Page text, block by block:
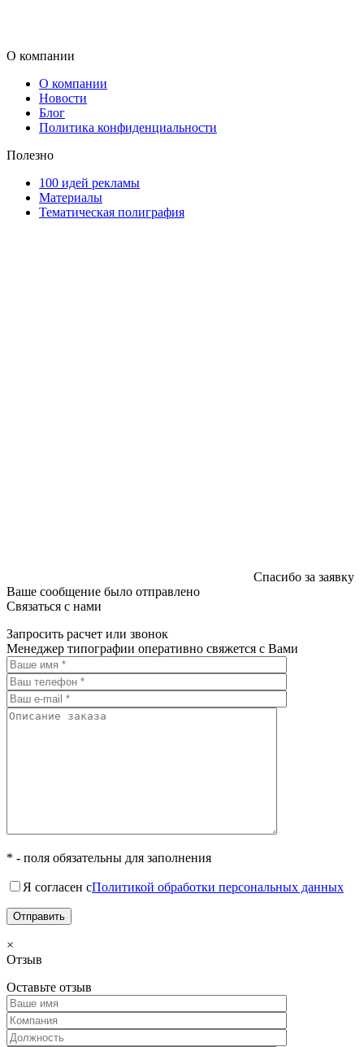
О компании
О компании
Новости
Блог
Политика конфиденциальности
Полезно
100 идей рекламы
Материалы
Тематическая полиграфия
Спасибо за заявку
Ваше сообщение было отправлено
Связаться с нами
Запросить расчет или звонок
Менеджер типографии оперативно свяжется с Вами
* - поля обязательны для заполнения
Я согласен сПолитикой обработки персональных данных
×
Отзыв
Оставьте отзыв